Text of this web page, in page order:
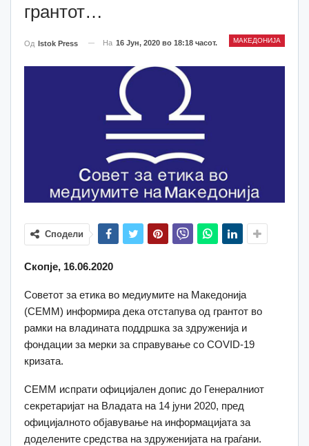
грантот…
МАКЕДОНИЈА
Од Istok Press На 16 Јун, 2020 во 18:18 часот.
Сподели
Скопје, 16.06.2020
Советот за етика во медиумите на Македонија
(СЕММ) информира дека отстапува од грантот во
рамки на владината поддршка за здруженија и
фондации за мерки за справување со COVID-19
кризата.
СЕММ испрати официјален допис до Генералниот
секретаријат на Владата на 14 јуни 2020, пред
официјалното објавување на информацијата за
доделените средства на здруженијата на граѓани.